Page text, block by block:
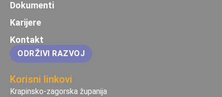
Dokumenti
Karijere
Kontakt
ODRŽIVI RAZVOJ
Korisni linkovi
Krapinsko-zagorska županija